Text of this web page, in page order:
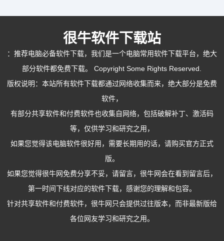
很牛软件下载站
： 推荐电脑必备软件下载，我们是一个电脑常用软件下载平台，绝大
部分软件都免费下载。 Copyright Some Rights Reserved.
版权说明：本站所有软件下载都通过网络收集而来，绝大部分是免费
软件，
有部分共享软件和付费软件也收集自网络，包括破解补丁、激活码
等，仅供学习和研究之用，
如果您觉得该电脑软件很好用，需要长期用的话，请购买官方正式
版。
如果您觉得很牛网免费分享不妥，请留言，很牛网会在看到留言后，
第一时间下线对应的软件下载，感谢您的理解和包容。
针对共享软件和付费软件，很牛网只会提供过往版本，而非最新版给
各位网友学习和研究之用。